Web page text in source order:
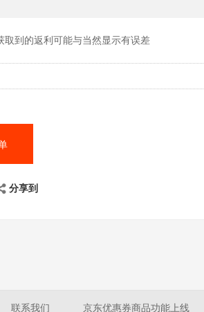
取到的返利可能与当然显示有误差
分享到
联系我们 京东优惠券商品功能上线